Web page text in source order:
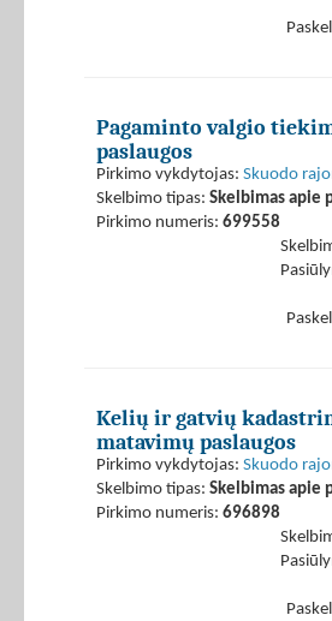
Pagaminto valgio
paslaugos
Pirkimo vykdytojas: Skuodo
Skelbimo tipas: Skelbimas apie
Pirkimo numeris: 699558
Kelių ir gatvių
matavimų paslaugos
Pirkimo vykdytojas: Skuodo
Skelbimo tipas: Skelbimas apie
Pirkimo numeris: 696898